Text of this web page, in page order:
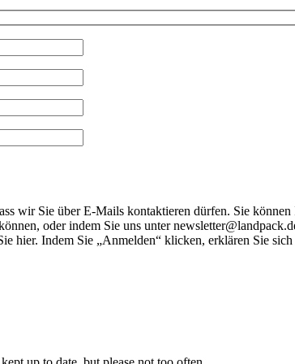
wir Sie über E-Mails kontaktieren dürfen. Sie
oder indem Sie uns unter
hier. Indem Sie „Anmelden“ klicken, erklären Sie